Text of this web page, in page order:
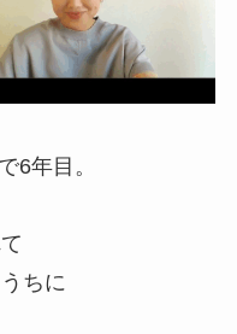
6年目。
ちに